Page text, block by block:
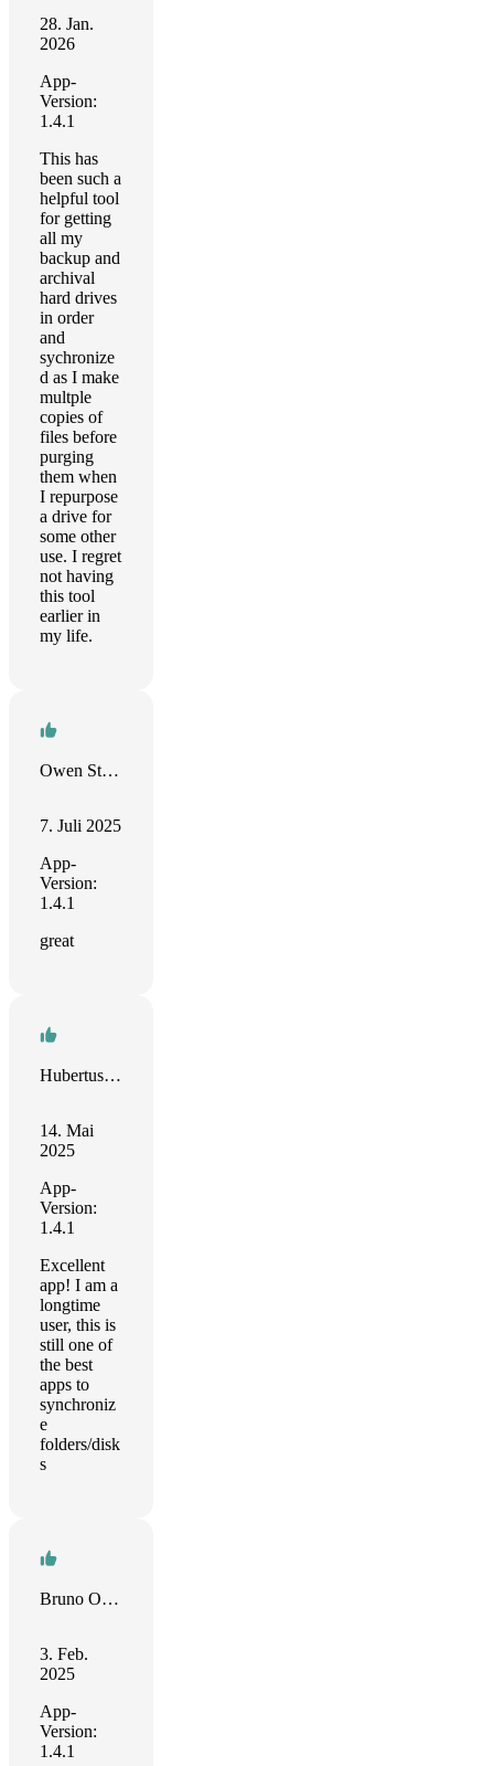
28. Jan.
2026
App-
Version:
1.4.1
This has
been such a
helpful tool
for getting
all my
backup and
archival
hard drives
in order
and
sychronize
d as I make
multple
copies of
files before
purging
them when
I repurpose
a drive for
some other
use. I regret
not having
this tool
earlier in
my life.
Owen Stoutt
7. Juli 2025
App-
Version:
1.4.1
great
Hubertus Irth
14. Mai
2025
App-
Version:
1.4.1
Excellent
app! I am a
longtime
user, this is
still one of
the best
apps to
synchroniz
e
folders/disk
s
Bruno Orsini
3. Feb.
2025
App-
Version:
1.4.1